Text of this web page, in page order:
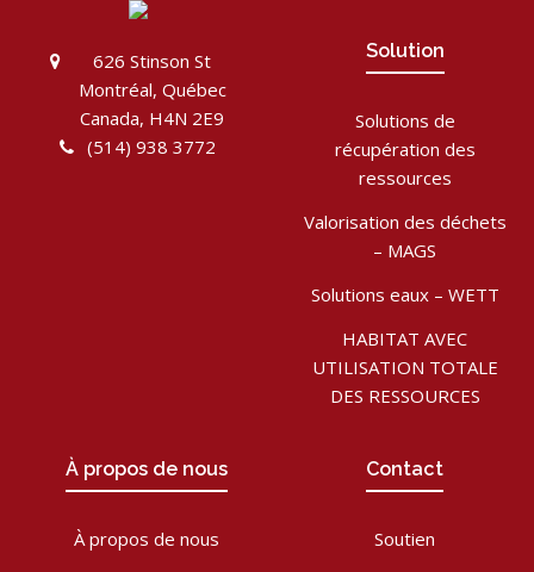
626 Stinson St
Montréal, Québec
Canada, H4N 2E9
(514) 938 3772
Solution
Solutions de
récupération des
ressources
Valorisation des déchets
– MAGS
Solutions eaux – WETT
HABITAT AVEC
UTILISATION TOTALE
DES RESSOURCES
À propos de nous
À propos de nous
Contact
Soutien